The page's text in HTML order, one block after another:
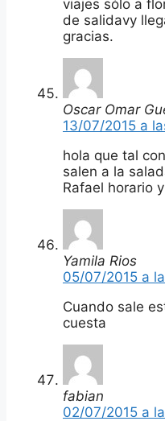
viajes sólo a
de salidavy
gracias.
Oscar Omar
13/07/2015 a
hola que tal
salen a la
Rafael horario
Yamila Rios
05/07/2015 a
Cuando sale
cuesta
fabian
02/07/2015 a